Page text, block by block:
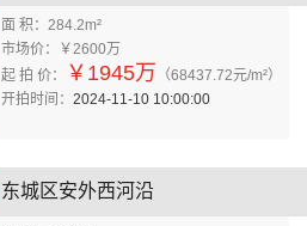
面 积：284.2m²
市场价：￥2600万
起 拍 价：
￥1945万
（68437.72元/m²）
开拍时间：2024-11-10 10:00:00
东城区安外西河沿